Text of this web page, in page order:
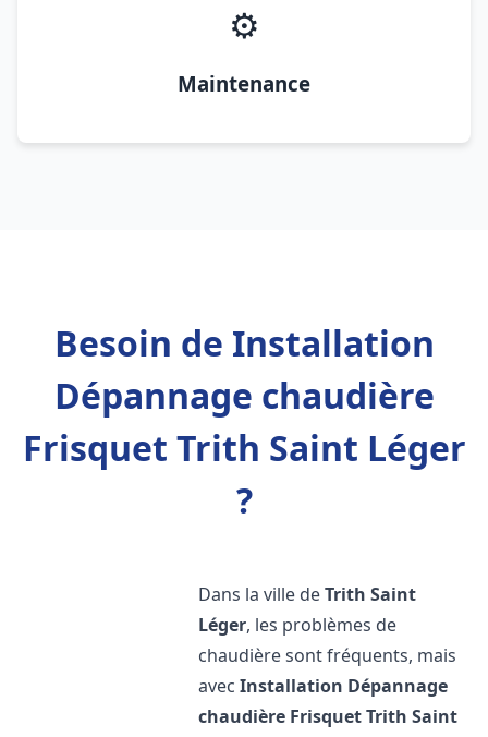
⚙️
Maintenance
Besoin de Installation
Dépannage chaudière
Frisquet Trith Saint Léger
?
Dans la ville deTrith Saint
Léger, les problèmes de
chaudière sont fréquents, mais
avecInstallation Dépannage
chaudière FrisquetTrith Saint